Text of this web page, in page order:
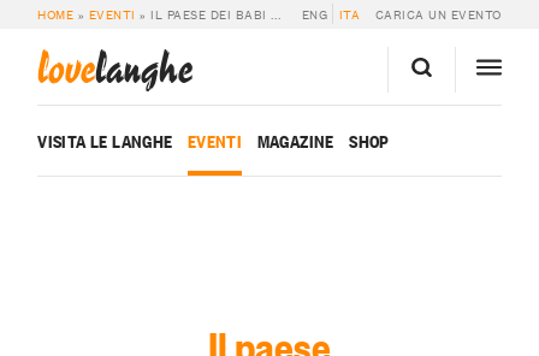
HOME » EVENTI » IL PAESE DEI BABI NATALE ENG ITA CARICA UN EVENTO
lovelanghe
VISITA LE LANGHE EVENTI MAGAZINE SHOP
Il paese